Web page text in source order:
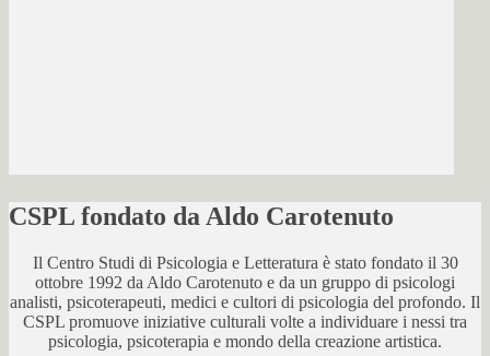
CSPL fondato da Aldo Carotenuto
Il Centro Studi di Psicologia e Letteratura è stato fondato il 30
ottobre 1992 da Aldo Carotenuto e da un gruppo di psicologi
analisti, psicoterapeuti, medici e cultori di psicologia del profondo. Il
CSPL promuove iniziative culturali volte a individuare i nessi tra
psicologia, psicoterapia e mondo della creazione artistica.